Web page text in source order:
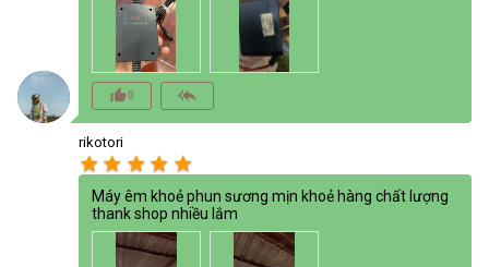
thumb_up_alt0 reply_all
rikotori
star star star star star
Máy êm khoẻ phun sương mịn khoẻ hàng chất lượng
thank shop nhiều lắm